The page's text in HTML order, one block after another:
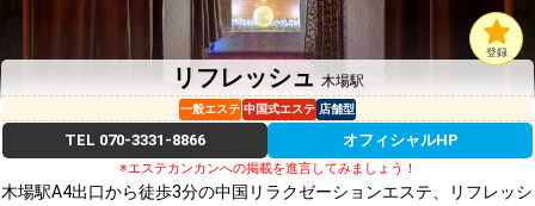
リフレッシュ 木場駅
登録
一般エステ 中国式エステ 店舗型
TEL 070-3331-8866 オフィシャルHP
※エステカンカンへの掲載を進言してみましょう！
木場駅A4出口から徒歩3分の中国リラクゼーションエステ、リフレッシ